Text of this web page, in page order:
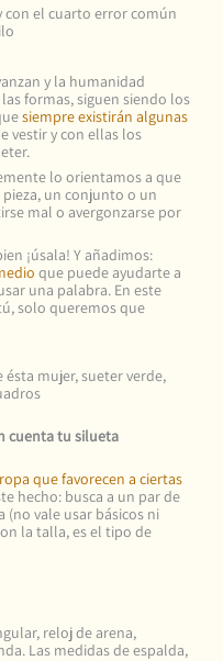
y la humanidad
formas, siguen siendo los
siempre existirán algunas
vestir y con ellas los
lo orientamos a que
un conjunto o un
mal o avergonzarse por
¡úsala! Y añadimos:
que puede ayudarte a
una palabra. En este
solo queremos que
cuenta tu silueta
que favorecen a ciertas
hecho: busca a un par de
(no vale usar básicos ni
la talla, es el tipo de
reloj de arena,
Las medidas de espalda,